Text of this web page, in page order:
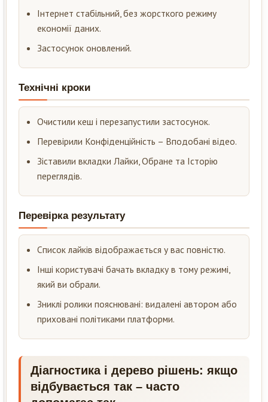
Інтернет стабільний, без жорсткого режиму
економії даних.
Застосунок оновлений.
Технічні кроки
Очистили кеш і перезапустили застосунок.
Перевірили Конфіденційність – Вподобані відео.
Зіставили вкладки Лайки, Обране та Історію
переглядів.
Перевірка результату
Список лайків відображається у вас повністю.
Інші користувачі бачать вкладку в тому режимі,
який ви обрали.
Зниклі ролики пояснювані: видалені автором або
приховані політиками платформи.
Діагностика і дерево рішень: якщо
відбувається так – часто